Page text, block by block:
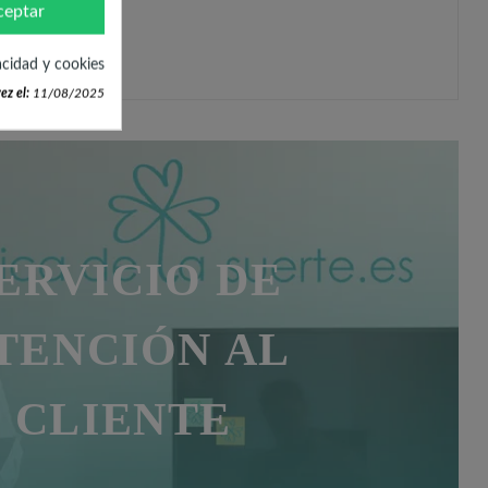
DE
AL
CLIENTE
y cookies
el: 11/08/2025